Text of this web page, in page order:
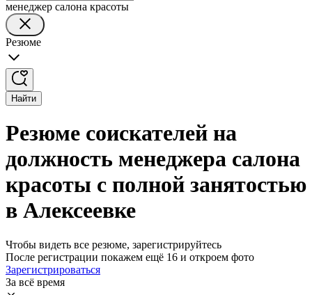
менеджер салона красоты
Резюме
Найти
Резюме соискателей на
должность менеджера салона
красоты с полной занятостью
в Алексеевке
Чтобы видеть все резюме, зарегистрируйтесь
После регистрации покажем ещё 16 и откроем фото
Зарегистрироваться
За всё время